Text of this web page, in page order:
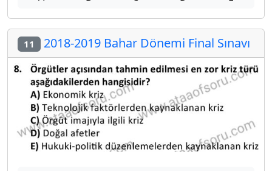
11 2018-2019 Bahar Dönemi Final Sınavı